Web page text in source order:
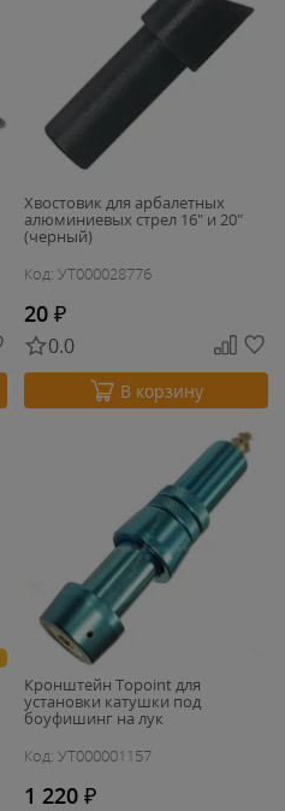
Хвостовик для арбалетных
алюминиевых стрел 16" и 20"
(черный)
Код: УТ000028776
20 ₽
0.0
В корзину
Кронштейн Topoint для
установки катушки под
боуфишинг на лук
Код: УТ000001157
1 220 ₽